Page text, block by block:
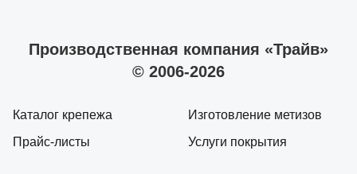
Производственная компания «Трайв»
© 2006-2026
Каталог крепежа
Прайс-листы
Изготовление метизов
Услуги покрытия